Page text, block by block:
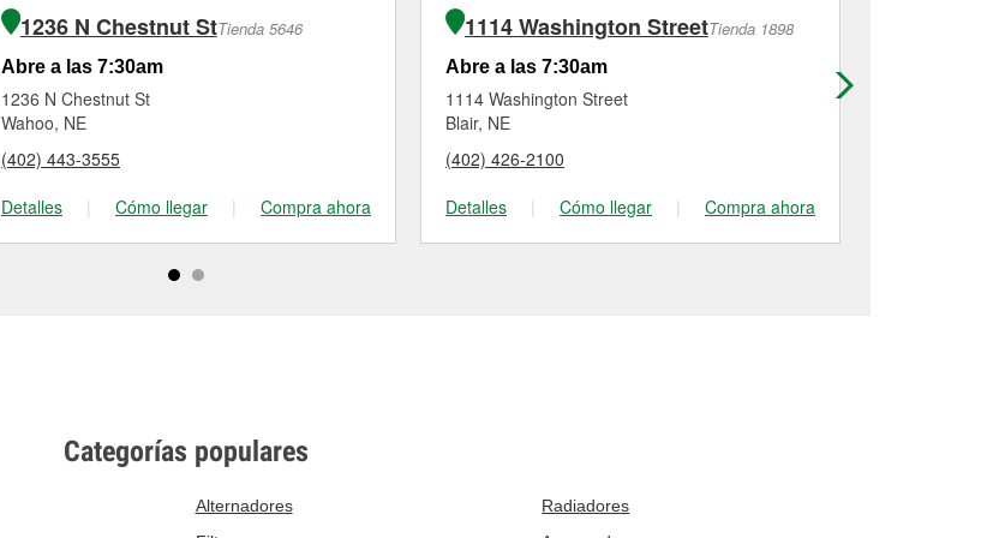
1236 N Chestnut StTienda 5646
Abre a las 7:30am
1236 N Chestnut St
Wahoo, NE
(402) 443-3555
Detalles
| Cómo llegar | Compra ahora
1114 Washington StreetTienda 1898
Abre a las 7:30am
1114 Washington Street
Blair, NE
(402) 426-2100
Detalles
| Cómo llegar | Compra ahora
Categorías populares
Alternadores
Radiadores